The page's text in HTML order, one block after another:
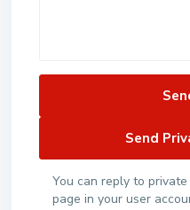
You can reply to
page in your user